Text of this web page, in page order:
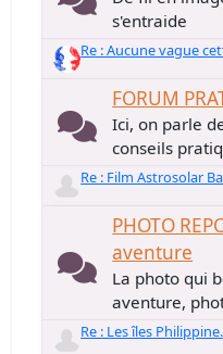
s'entraide
Re : Aucune vague
FORUM
Ici, on parle
conseils
Re : Film Astrosolar
PHOTO
aventure
La photo qui
aventure,
Re : Les îles